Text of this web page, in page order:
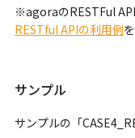
※agoraのRESTFul
RESTful APIの利用例
サンプル
サンプルの「